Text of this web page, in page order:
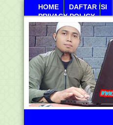
HOME
DAFTAR ISI
PRIVACY POLICY